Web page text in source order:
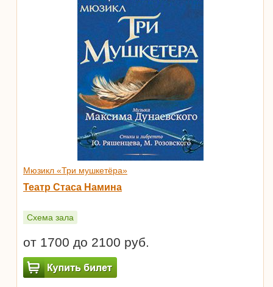
Мюзикл «Три мушкетёра»
Театр Стаса Намина
Схема зала
от 1700 до 2100 руб.